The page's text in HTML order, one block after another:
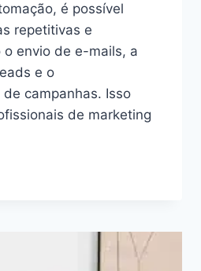
é possível
repetitivas e
envio de e-mails, a
e o
campanhas. Isso
de marketing